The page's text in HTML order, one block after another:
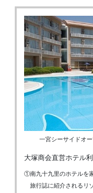
一宮シーサイドオ
大塚商会直営ホテル
①南九十九里のホテルを
旅行誌に紹介されるリ